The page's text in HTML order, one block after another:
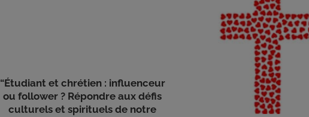
“Étudiant et chrétien : influenceur
ou follower ? Répondre aux défis
culturels et spirituels de notre